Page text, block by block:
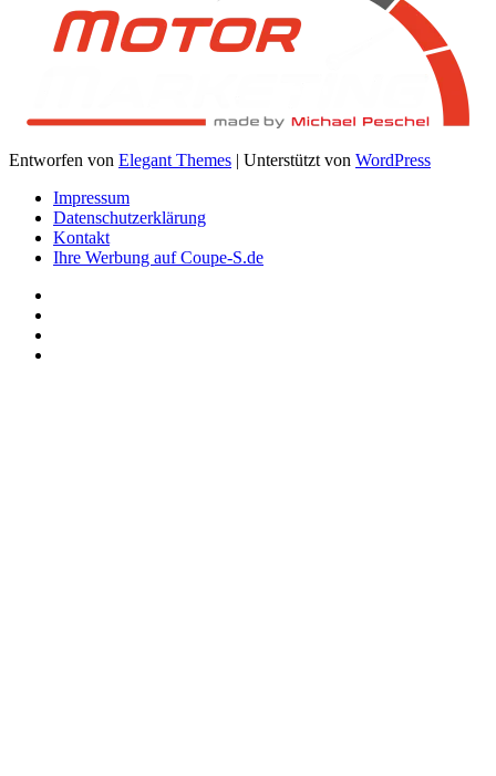
Entworfen von Elegant Themes | Unterstützt von WordPress
Impressum
Datenschutzerklärung
Kontakt
Ihre Werbung auf Coupe-S.de